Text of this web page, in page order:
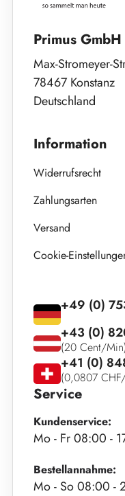
Primus GmbH
Max-Stromeyer-
78467 Konstanz
Deutschland
Information
Widerrufsrecht
Zahlungsarten
Versand
Cookie-
Service
Kundenservice:
Mo - Fr 08:00 -
Bestellannahme:
Mo - So 08:00 -
+49 (0)
+43 (0)
(20 Cent/Min)
+41 (0)
(0,0807